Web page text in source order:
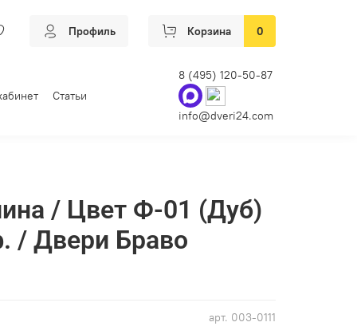
Профиль Корзина 0
Статьи
8 (495) 120-50-87
info@dveri24.com
арт. 003-0111
/ Цвет Ф-01 (Дуб)
/ Двери Браво